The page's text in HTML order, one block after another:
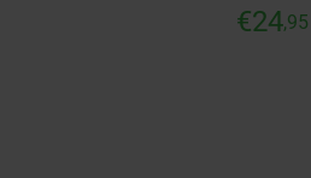
€24,95